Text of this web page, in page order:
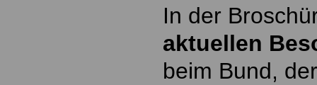
In der
aktuellen
beim Bund,